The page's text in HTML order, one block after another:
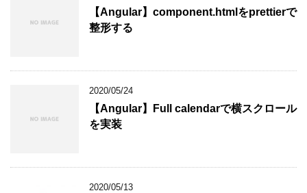
【Angular】component.htmlをprettierで
整形する
2020/05/24
【Angular】Full calendarで横スクロール
を実装
2020/05/13